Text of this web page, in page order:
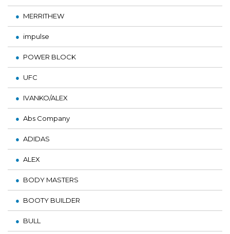
MERRITHEW
impulse
POWER BLOCK
UFC
IVANKO/ALEX
Abs Company
ADIDAS
ALEX
BODY MASTERS
BOOTY BUILDER
BULL